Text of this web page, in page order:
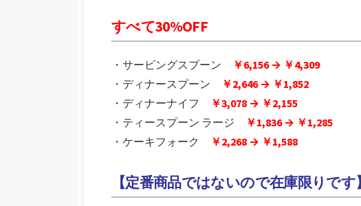
すべて30%OFF
・サービングスプーン
￥6,156 → ￥4,309
・ディナースプーン
￥2,646 → ￥1,852
・ディナーナイフ
￥3,078 → ￥2,155
・ティースプーン ラージ
￥1,836 → ￥1,285
・ケーキフォーク
￥2,268 → ￥1,588
【定番商品ではないので在庫限りです】